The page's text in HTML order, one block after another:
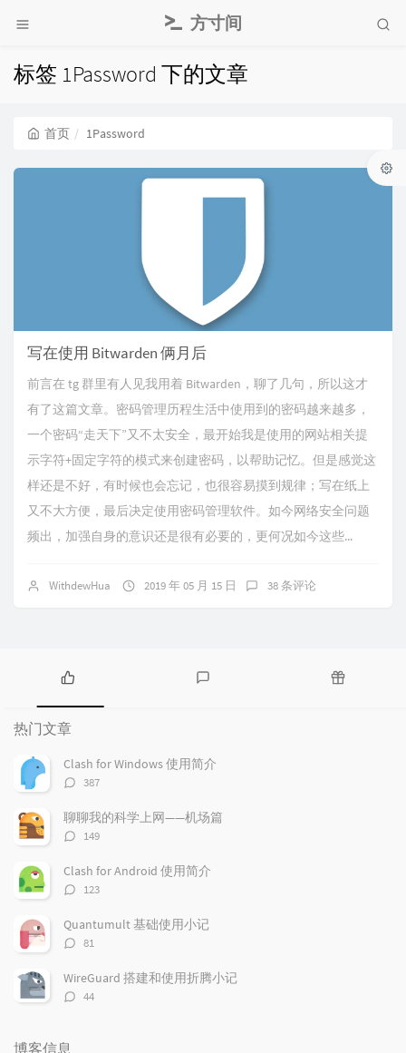
方寸间
标签 1Password 下的文章
首页 1Password
写在使用 Bitwarden 俩月后
前言在 tg 群里有人见我用着 Bitwarden，聊了几句，所以这才
有了这篇文章。密码管理历程生活中使用到的密码越来越多，
一个密码“走天下”又不太安全，最开始我是使用的网站相关提
示字符+固定字符的模式来创建密码，以帮助记忆。但是感觉这
样还是不好，有时候也会忘记，也很容易摸到规律；写在纸上
又不大方便，最后决定使用密码管理软件。如今网络安全问题
频出，加强自身的意识还是很有必要的，更何况如今这些...
WithdewHua 2019 年 05 月 15 日 38 条评论
热
门
文
章
论
热门文章
Clash for Windows 使用简介
评
数：
387
聊聊我的科学上网——机场篇
评
数：
149
Clash for Android 使用简介
评
数：
123
Quantumult 基础使用小记
评
数：
81
WireGuard 搭建和使用折腾小记
评
44
博客信息